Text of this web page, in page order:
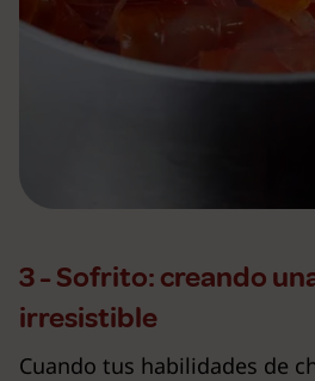
3 - Sofrito: creando
irresistible
Cuando tus habilidades de